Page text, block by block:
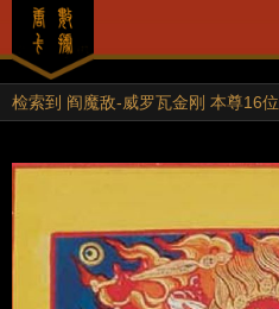
检索到 阎魔敌-威罗瓦金刚 本尊16位